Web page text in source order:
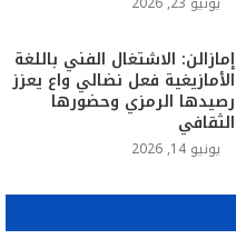
إمازالن: الاشتغال الفني باللغة
الأمازيغية فعل نضالي واع يعزز
رصيدها الرمزي وحضورها
الثقافي
يونيو 14, 2026